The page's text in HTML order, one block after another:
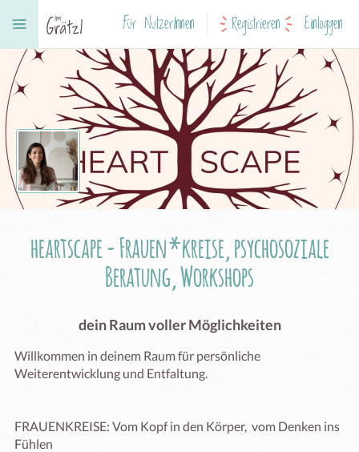
Für NutzerInnen Registrieren Einloggen
heartscape - Frauen*kreise, psychosoziale
Beratung, Workshops
dein Raum voller Möglichkeiten
Willkommen in deinem Raum für persönliche
Weiterentwicklung und Entfaltung.
FRAUENKREISE: Vom Kopf in den Körper,  vom Denken ins
Fühlen